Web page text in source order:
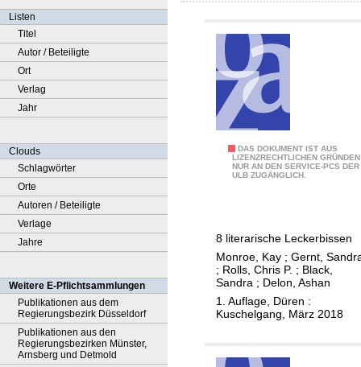
Listen
Titel
Autor / Beteiligte
Ort
Verlag
Jahr
Clouds
Schlagwörter
Orte
Autoren / Beteiligte
Verlage
Jahre
Weitere E-Pflichtsammlungen
Publikationen aus dem
Regierungsbezirk Düsseldorf
Publikationen aus den
Regierungsbezirken Münster,
Arnsberg und Detmold
DAS DOKUMENT IST AUS
LIZENZRECHTLICHEN GRÜNDEN
NUR AN DEN SERVICE-PCS DER
ULB ZUGÄNGLICH.
c
h
k
ö
s
l
8 literarische Leckerbissen
Monroe, Kay ; Gernt,
; Rolls, Chris P. ; Black,
Sandra ; Delon, Ashan
1. Auflage, Düren :
Kuschelgang, März 2018